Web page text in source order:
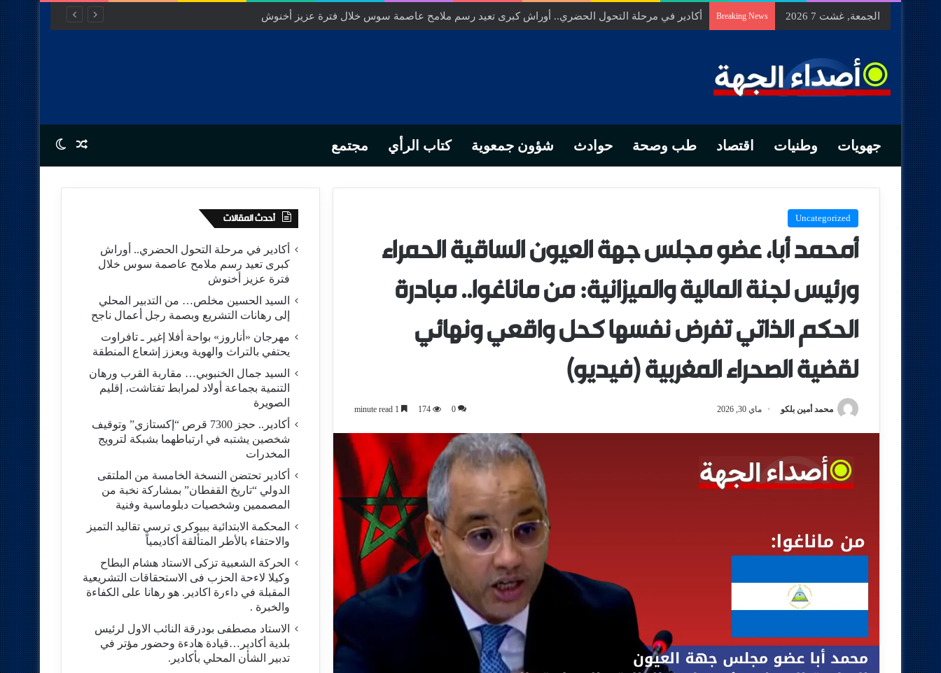
الجمعة, غشت 7 2026 Breaking News السيد الحسين مخلص… من التدبير المحلي إلى رهانات التشريع وبصمة رجل أعمال ناجح
جهويات وطنيات اقتصاد طب وصحة حوادث شؤون جمعوية كتاب الرأي مجتمع Random Article
Switch skin
Uncategorized
أمحمد أبا، عضو مجلس جهة العيون الساقية الحمراء
ورئيس لجنة المالية والميزانية: من ماناغوا.. مبادرة
الحكم الذاتي تفرض نفسها كحل واقعي ونهائي
لقضية الصحراء المغربية (فيديو)
محمد أمين بلكو ماي 30, 2026 0
174
أحدث المقالات
أكادير في مرحلة التحول الحضري.. أوراش
كبرى تعيد رسم ملامح عاصمة سوس خلال
فترة عزيز أخنوش
السيد الحسين مخلص… من التدبير المحلي
إلى رهانات التشريع وبصمة رجل أعمال ناجح
مهرجان «أناروز» بواحة أفلا إغير ـ تافراوت
يحتفي بالتراث والهوية ويعزز إشعاع المنطقة
السيد جمال الخنبوبي… مقاربة القرب ورهان
التنمية بجماعة أولاد لمرابط تفتاشت، إقليم
الصويرة
أكادير.. حجز 7300 قرص “إكستازي” وتوقيف
شخصين يشتبه في ارتباطهما بشبكة لترويج
المخدرات
أكادير تحتضن النسخة الخامسة من الملتقى
الدولي “تاريخ القفطان” بمشاركة نخبة من
المصممين وشخصيات دبلوماسية وفنية
المحكمة الابتدائية ببيوكرى ترسي تقاليد التميز
والاحتفاء بالأطر المتألقة أكاديمياً
الحركة الشعبية تزكى الاستاد هشام البطاح
وكيلا لاءحة الحزب فى الاستحقاقات التشريعية
المقبلة في داءرة اكادير. هو رهانا على الكفاءة
والخبرة .
الاستاد مصطفى بودرقة النائب الاول لرئيس
بلدية أكادير…قيادة هادءة وحضور مؤتر في
تدبير الشأن المحلي بأكادير.